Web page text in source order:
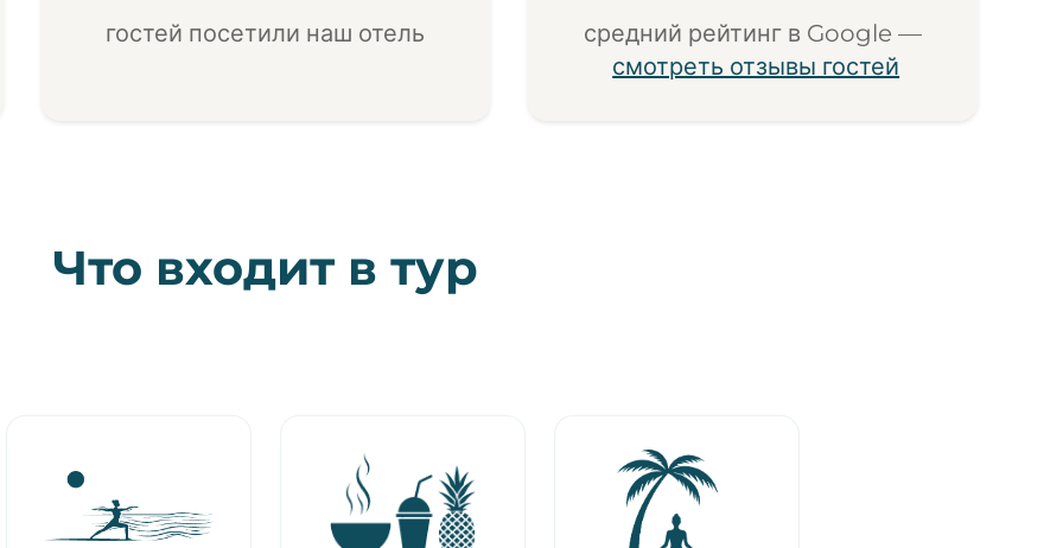
гостей посетили наш отель
средний рейтинг в Google —
смотреть отзывы гостей
Что входит в тур